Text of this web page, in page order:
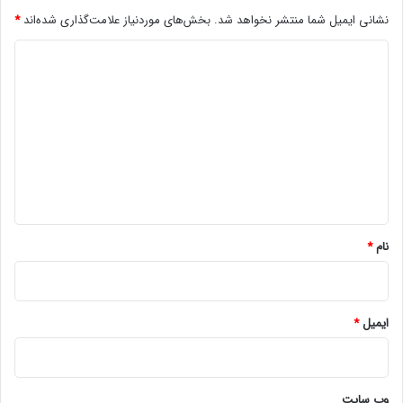
مجله خبری mydtc
ا
ه
ج
د
و
نشانی ایمیل شما منتشر نخواهد شد. بخش‌های موردنیاز علامت‌گذاری شده‌اند*
نام*
ایمیل*